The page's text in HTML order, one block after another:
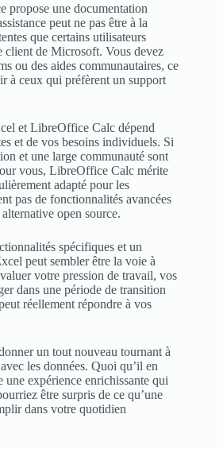
une documentation
peut ne pas être à la
que certains utilisateurs
client de Microsoft. Vous devez
ou des aides communautaires, ce
à ceux qui préfèrent un support
et LibreOffice Calc dépend
et de vos besoins individuels. Si
et une large communauté sont
vous, LibreOffice Calc mérite
adapté pour les
pas de fonctionnalités avancées
open source.
spécifiques et un
peut sembler être la voie à
votre pression de travail, vos
dans une période de transition
réellement répondre à vos
un tout nouveau tournant à
les données. Quoi qu’il en
expérience enrichissante qui
être surpris de ce qu’une
dans votre quotidien